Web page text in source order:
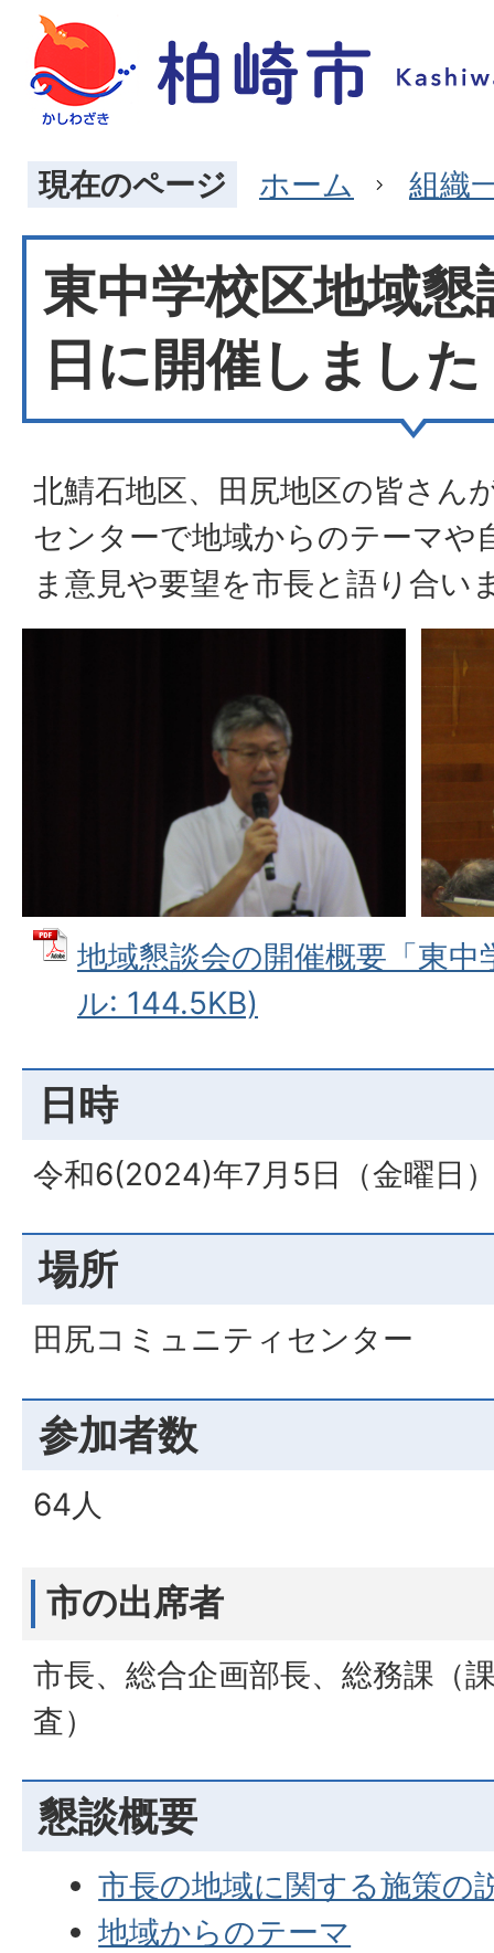
現在のページ ホーム 組織
東中学校区地域
日に開催しました
北鯖石地区、田尻地区の皆さん
センターで地域からのテーマや
ま意見や要望を市長と語り合い
地域懇談会の開催概要「東
ル: 144.5KB)
日時
令和6(2024)年7月5日（金曜日
場所
田尻コミュニティセンター
参加者数
64人
市の出席者
市長、総合企画部長、総務課（
査）
懇談概要
市長の地域に関する施策の
地域からのテーマ